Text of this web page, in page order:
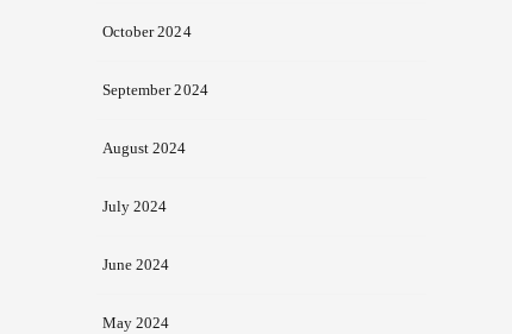
October 2024
September 2024
August 2024
July 2024
June 2024
May 2024